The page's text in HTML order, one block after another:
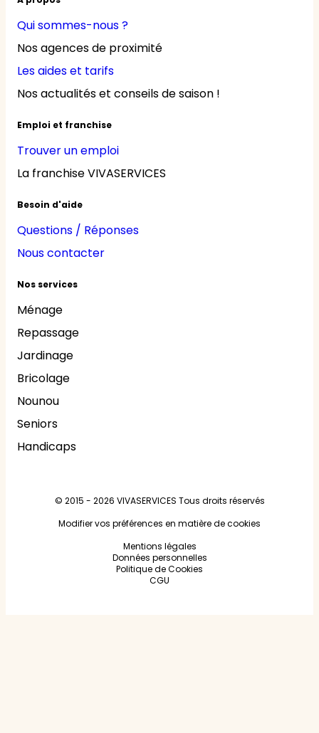
Qui sommes-nous ?
Nos agences de proximité
Les aides et tarifs
Nos actualités et conseils de saison !
Emploi et franchise
Trouver un emploi
La franchise VIVASERVICES
Besoin d'aide
Questions / Réponses
Nous contacter
Nos services
Ménage
Repassage
Jardinage
Bricolage
Nounou
Seniors
Handicaps
© 2015 - 2026 VIVASERVICES Tous droits réservés
Modifier vos préférences en matière de cookies
Mentions légales
Données personnelles
Politique de Cookies
CGU